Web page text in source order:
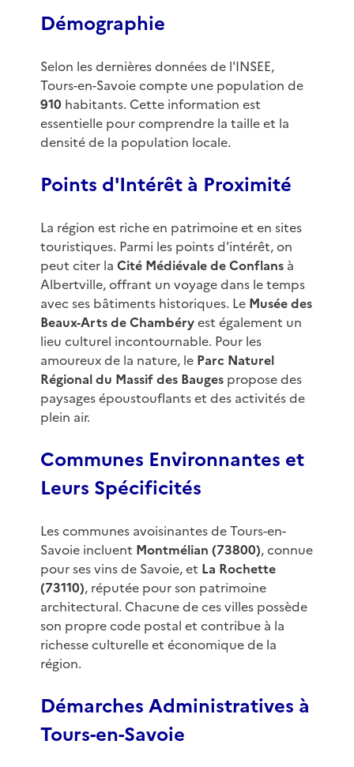
Démographie
Selon les dernières données de l'INSEE,
Tours-en-Savoie compte une population de
910 habitants. Cette information est
essentielle pour comprendre la taille et la
densité de la population locale.
Points d'Intérêt à Proximité
La région est riche en patrimoine et en sites
touristiques. Parmi les points d'intérêt, on
peut citer la Cité Médiévale de Conflansà
Albertville, offrant un voyage dans le temps
avec ses bâtiments historiques. Le Musée des
Beaux-Arts de Chambéryest également un
lieu culturel incontournable. Pour les
amoureux de la nature, le Parc Naturel
Régional du Massif des Baugespropose des
paysages époustouflants et des activités de
plein air.
Communes Environnantes et
Leurs Spécificités
Les communes avoisinantes de Tours-en-
Savoie incluent Montmélian (73800), connue
pour ses vins de Savoie, et La Rochette
(73110), réputée pour son patrimoine
architectural. Chacune de ces villes possède
son propre code postal et contribue à la
richesse culturelle et économique de la
région.
Démarches Administratives à
Tours-en-Savoie